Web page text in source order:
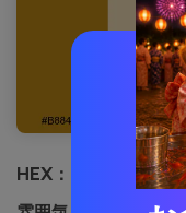
HEX：
#B88415